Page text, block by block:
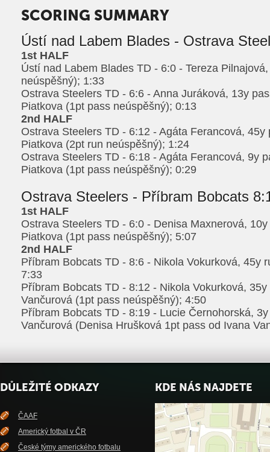
SCORING SUMMARY
Ústí nad Labem Blades - Ostrava
1st HALF
Ústí nad Labem Blades TD - 6:0 - Tereza
neúspěšný); 1:33
Ostrava Steelers TD - 6:6 - Anna Juráková, 13y
Piatkova (1pt pass neúspěšný); 0:13
2nd HALF
Ostrava Steelers TD - 6:12 - Agáta Ferancová, 45y
Piatkova (2pt run neúspěšný); 1:24
Ostrava Steelers TD - 6:18 - Agáta Ferancová, 9y
Piatkova (1pt pass neúspěšný); 0:29
Ostrava Steelers - Příbram Bobcats
1st HALF
Ostrava Steelers TD - 6:0 - Denisa Maxnerová,
Piatkova (1pt pass neúspěšný); 5:07
2nd HALF
Příbram Bobcats TD - 8:6 - Nikola Vokurková, 45y
7:33
Příbram Bobcats TD - 8:12 - Nikola Vokurková,
Vančurová (1pt pass neúspěšný); 4:50
Příbram Bobcats TD - 8:19 - Lucie Černohorská,
Vančurová (Denisa Hrušková 1pt pass od Ivana
DŮLEŽITÉ ODKAZY
ČAAF
Americký fotbal v ČR
České týmy amerického fotbalu
KDE NÁS NAJDETE